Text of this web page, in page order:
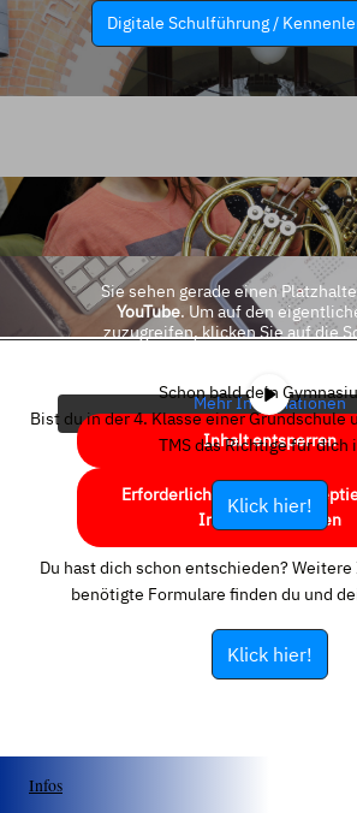
Digitale Schulführung /
Sie sehen gerade einen
YouTube. Um auf den
zuzugreifen, klicken Sie auf die
Mehr Informationen
Inhalt entsperren
Erforderlichen Service
Inhalte entsperren
Schon bald dein
Bist du in der 4. Klasse einer Grundschule
TMS das Richtige für dich
Klick hier!
Du hast dich schon entschieden?
benötigte Formulare finden du und
Klick hier!
Infos